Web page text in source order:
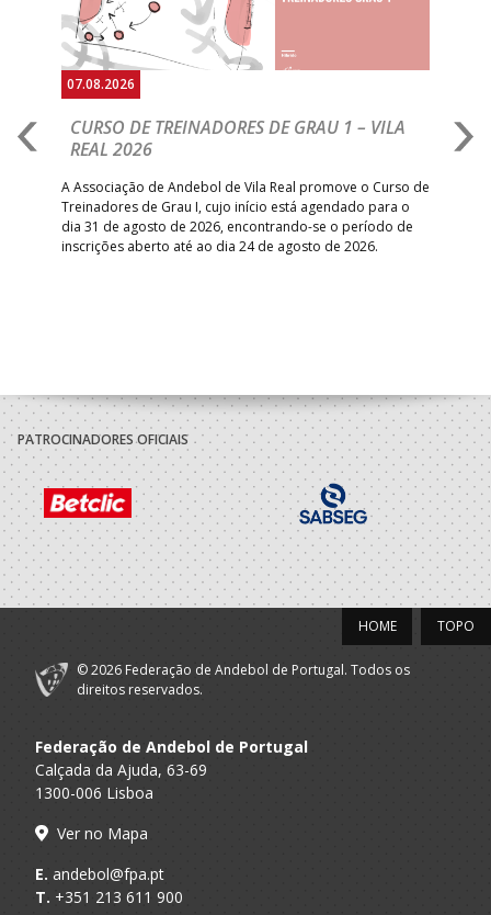
07.08.2026
CURSO DE TREINADORES DE GRAU 1 – VILA
REAL 2026
A Associação de Andebol de Vila Real promove o Curso de
Treinadores de Grau I, cujo início está agendado para o
dia 31 de agosto de 2026, encontrando-se o período de
inscrições aberto até ao dia 24 de agosto de 2026.
PATROCINADORES OFICIAIS
TOPO
HOME
© 2026 Federação de Andebol de Portugal. Todos os
direitos reservados.
Federação de Andebol de Portugal
Calçada da Ajuda, 63-69
1300-006 Lisboa
Ver no Mapa
E. andebol@fpa.pt
T. +351 213 611 900